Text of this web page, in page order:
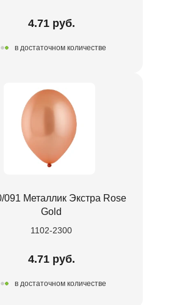
4.71 руб.
в достаточном количестве
091 Металлик Экстра Rose
Gold
1102-2300
4.71 руб.
в достаточном количестве